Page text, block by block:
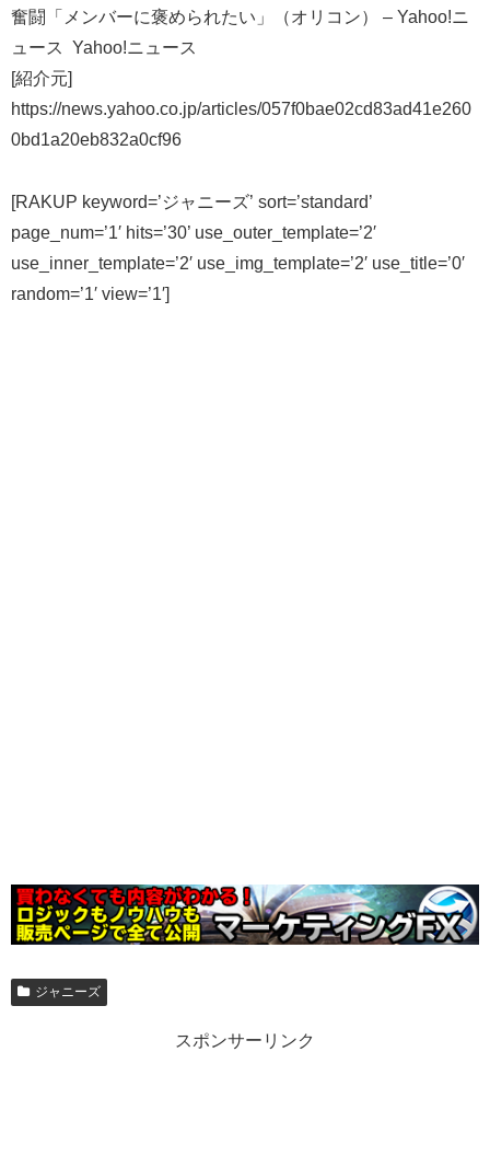
奮闘「メンバーに褒められたい」（オリコン） – Yahoo!ニ
ュース Yahoo!ニュース
[紹介元]
https://news.yahoo.co.jp/articles/057f0bae02cd83ad41e260
0bd1a20eb832a0cf96
[RAKUP keyword=’ジャニーズ’ sort=’standard’
page_num=’1′ hits=’30’ use_outer_template=’2′
use_inner_template=’2′ use_img_template=’2′ use_title=’0′
random=’1′ view=’1′]
ジャニーズ
スポンサーリンク